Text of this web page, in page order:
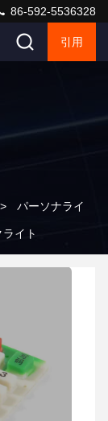
86-592-5536328
引用
> パーソナライ
イト